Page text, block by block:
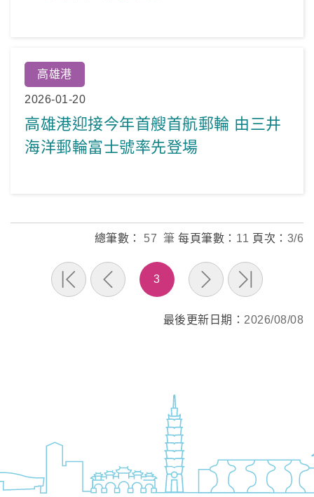
高雄港
2026-01-20
高雄港迎接今年首艘首航郵輪 由三井
海洋郵輪富士號率先登場
總筆數： 57 筆 每頁筆數： 11 頁次： 3/6
3
最後更新日期： 2026/08/08